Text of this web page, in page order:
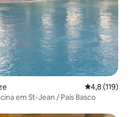
4,8 de uma
4,8 (119)
em St-Jean / País Basco